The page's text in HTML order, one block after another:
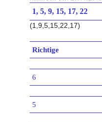
1, 5, 9, 15, 17, 22
(1,9,5,15,22,17)
Richtige
6
5